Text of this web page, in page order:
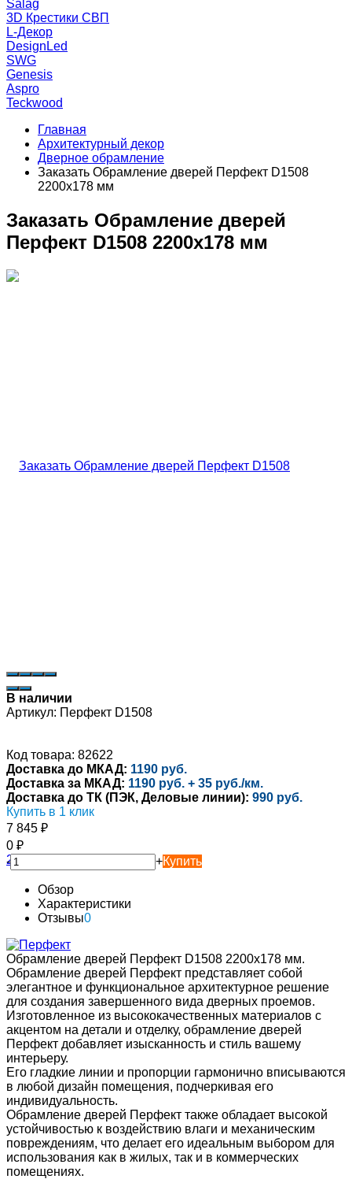
Salag
3D Крестики СВП
L-Декор
DesignLed
SWG
Genesis
Aspro
Teckwood
Главная
Архитектурный декор
Дверное обрамление
Заказать Обрамление дверей Перфект D1508
2200х178 мм
Заказать Обрамление дверей
Перфект D1508 2200х178 мм
В наличии
Артикул: Перфект D1508
Код товара: 82622
Доставка до МКАД: 1190 руб.
Доставка за МКАД: 1190 руб. + 35 руб./км.
Доставка до ТК (ПЭК, Деловые линии): 990 руб.
Купить в 1 клик
7 845 ₽
0 ₽
-
+Купить
Обзор
Характеристики
Отзывы0
Обрамление дверей Перфект D1508 2200х178 мм.
Обрамление дверей Перфект представляет собой
элегантное и функциональное архитектурное решение
для создания завершенного вида дверных проемов.
Изготовленное из высококачественных материалов с
акцентом на детали и отделку, обрамление дверей
Перфект добавляет изысканность и стиль вашему
интерьеру.
Его гладкие линии и пропорции гармонично вписываются
в любой дизайн помещения, подчеркивая его
индивидуальность.
Обрамление дверей Перфект также обладает высокой
устойчивостью к воздействию влаги и механическим
повреждениям, что делает его идеальным выбором для
использования как в жилых, так и в коммерческих
помещениях.